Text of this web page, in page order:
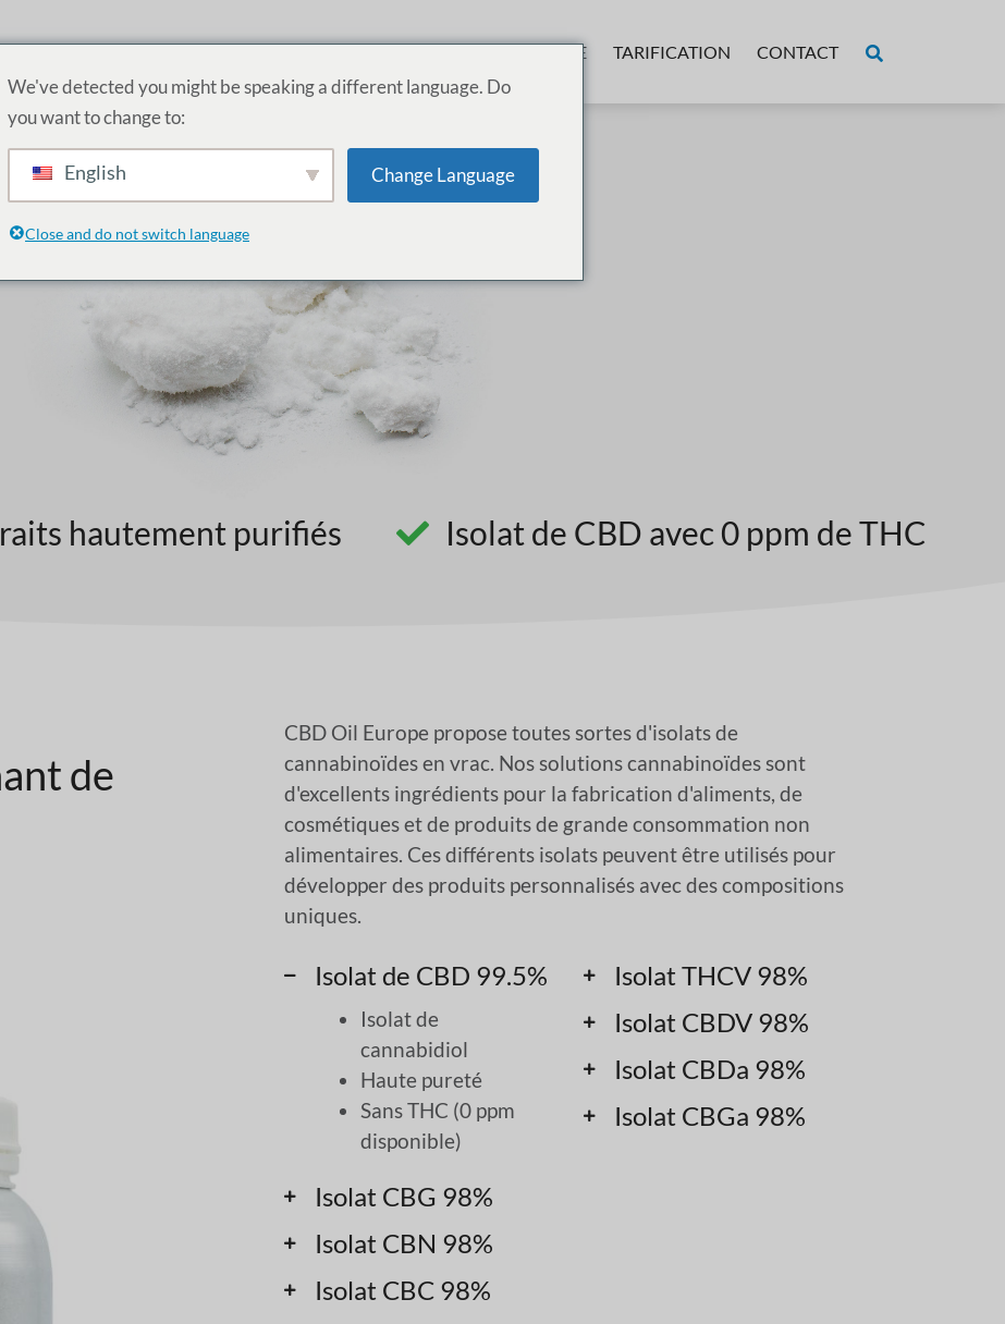
PRODUITS SERVICES ACADÉMIE A PROPOS DE TARIFICATION CONTACT
hautement purifiés Isolat de CBD avec 0 ppm de THC
de
CBD Oil Europe propose toutes sortes d'isolats de
cannabinoïdes en vrac. Nos solutions cannabinoïdes sont
d'excellents ingrédients pour la fabrication d'aliments, de
cosmétiques et de produits de grande consommation non
alimentaires. Ces différents isolats peuvent être utilisés pour
développer des produits personnalisés avec des compositions
uniques.
Isolat de CBD 99.5%
Isolat de
cannabidiol
Haute pureté
Sans THC (0 ppm
disponible)
Isolat CBG 98%
Isolat CBN 98%
Isolat CBC 98%
Isolat THCV 98%
Isolat CBDV 98%
Isolat CBDa 98%
Isolat CBGa 98%
We've detected you might be speaking a different language. Do
you want to change to:
English Change Language
Close and do not switch language